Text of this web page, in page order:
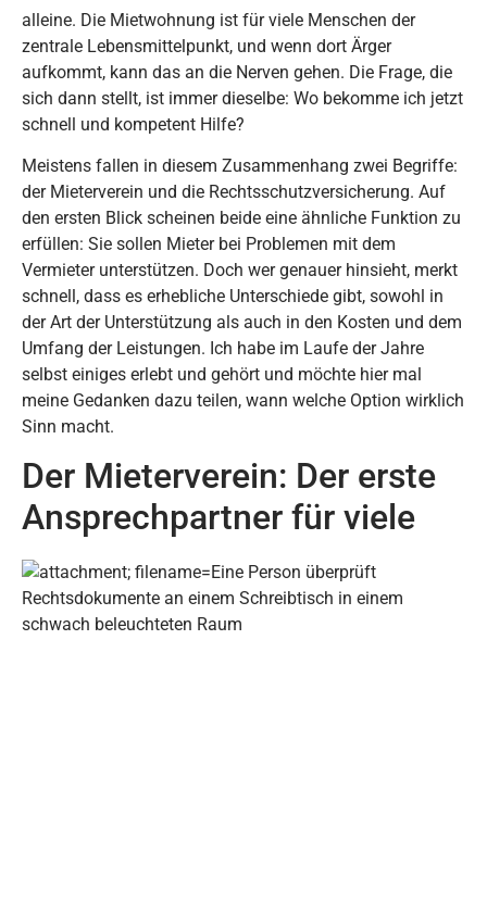
alleine. Die Mietwohnung ist für viele Menschen der
zentrale Lebensmittelpunkt, und wenn dort Ärger
aufkommt, kann das an die Nerven gehen. Die Frage, die
sich dann stellt, ist immer dieselbe: Wo bekomme ich jetzt
schnell und kompetent Hilfe?
Meistens fallen in diesem Zusammenhang zwei Begriffe:
der Mieterverein und die Rechtsschutzversicherung. Auf
den ersten Blick scheinen beide eine ähnliche Funktion zu
erfüllen: Sie sollen Mieter bei Problemen mit dem
Vermieter unterstützen. Doch wer genauer hinsieht, merkt
schnell, dass es erhebliche Unterschiede gibt, sowohl in
der Art der Unterstützung als auch in den Kosten und dem
Umfang der Leistungen. Ich habe im Laufe der Jahre
selbst einiges erlebt und gehört und möchte hier mal
meine Gedanken dazu teilen, wann welche Option wirklich
Sinn macht.
Der Mieterverein: Der erste
Ansprechpartner für viele